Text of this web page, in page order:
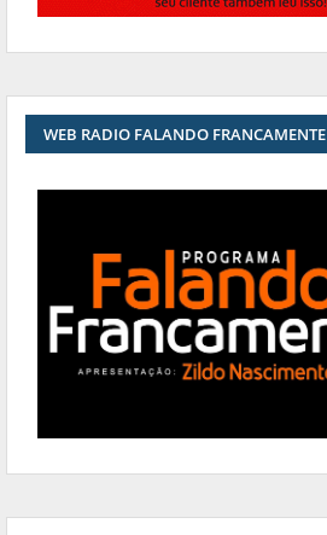
WEB RADIO FALANDO FRANCAMENTE